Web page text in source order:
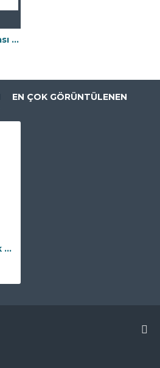
Geri Dönüşüm Fabrikası İçin Kolay Temizlenebilir Neodyum Elek Mıknatıs
EN ÇOK GÖRÜNTÜLENEN
Ekstra Kılıflı Manyetik Bar Mıknatıs - 25x200 mm - 12500 Gauss